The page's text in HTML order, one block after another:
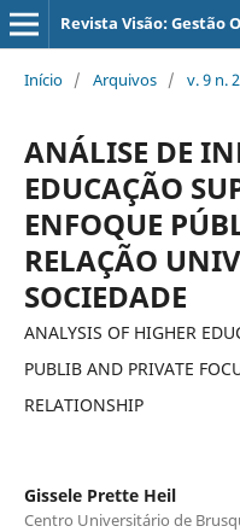
Revista Visão: Gestão
Início / Arquivos / v. 9 n.
ANÁLISE DE
EDUCAÇÃO
ENFOQUE
RELAÇÃO
SOCIEDADE
ANALYSIS OF HIGHER
PUBLIB AND PRIVATE
RELATIONSHIP
Gissele Prette Heil
Centro Universitário de